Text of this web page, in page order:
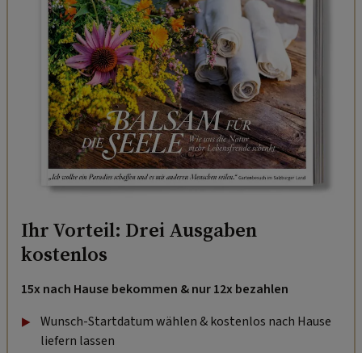
Ihr Vorteil: Drei Ausgaben
kostenlos
15x nach Hause bekommen & nur 12x bezahlen
Wunsch-Startdatum wählen & kostenlos nach Hause
liefern lassen